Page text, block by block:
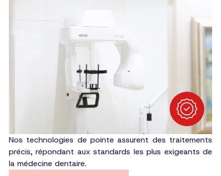
Nos technologies de pointe assurent des traitements
précis, répondant aux standards les plus exigeants de
la médecine dentaire.